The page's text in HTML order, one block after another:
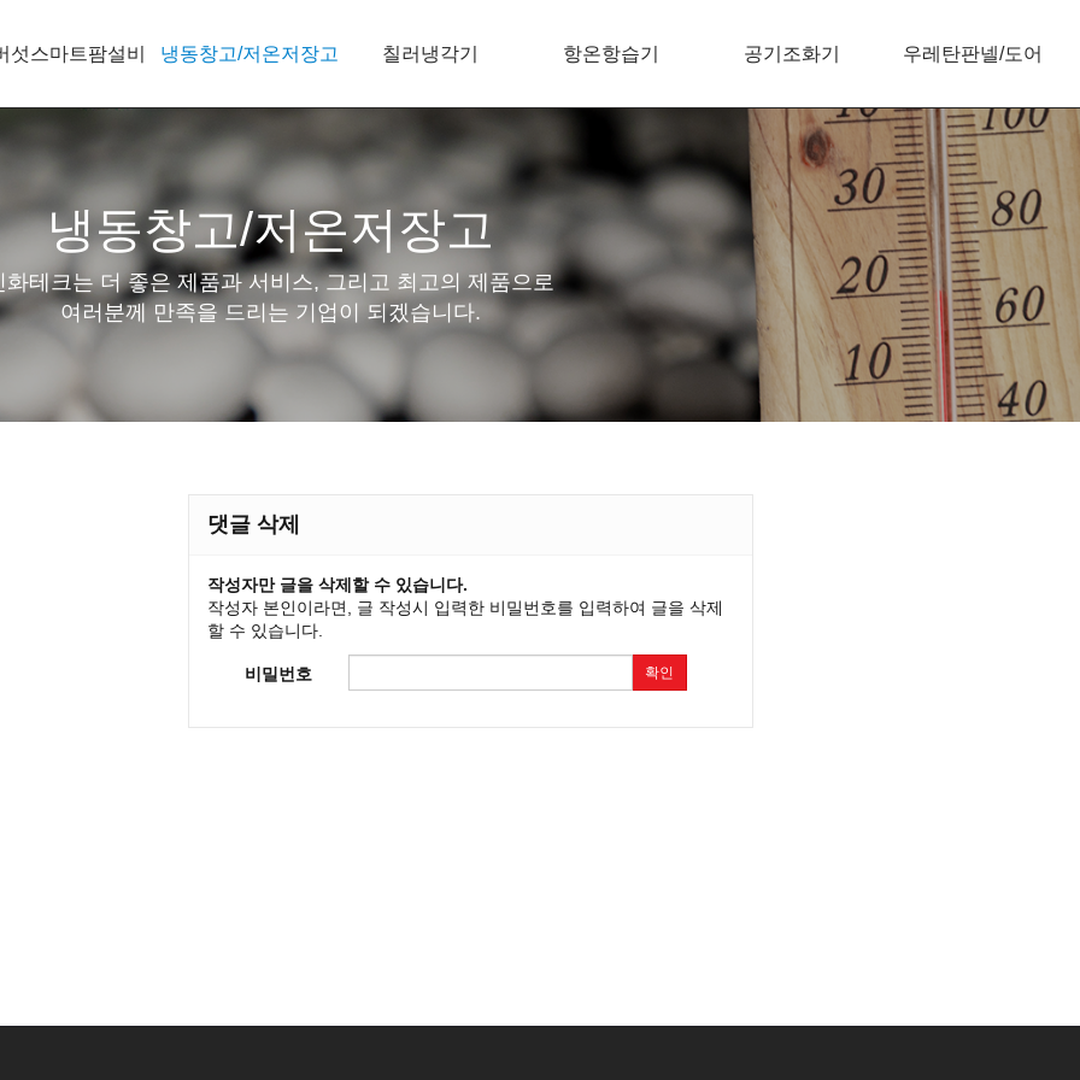
섯스마트팜설비 냉동창고/저온저장고 칠러냉각기 항온항습기 공기조화기 우레탄판넬/도어
냉동창고/저온저장고
화테크는 더 좋은 제품과 서비스, 그리고 최고의 제품으로
여러분께 만족을 드리는 기업이 되겠습니다.
댓글 삭제
작성자만 글을 삭제할 수 있습니다.
작성자 본인이라면, 글 작성시 입력한 비밀번호를 입력하여 글을 삭제
할 수 있습니다.
비밀번호 확인